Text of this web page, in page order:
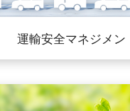
運輸安全マネジメン